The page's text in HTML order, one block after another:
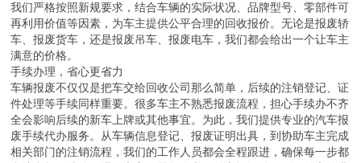
我们严格按照新规要求，结合车辆的实际状况、品牌型号、零部件可
再利用价值等因素，为车主提供公平合理的回收报价。无论是报废轿
车、报废货车，还是报废吊车、报废电车，我们都会给出一个让车主
满意的价格。
手续办理，省心更省力
车辆报废不仅仅是把车交给回收公司那么简单，后续的注销登记、证
件处理等手续同样重要。很多车主不熟悉报废流程，担心手续办不齐
全会影响后续的新车上牌或其他事宜。为此，我们提供专业的汽车报
废手续代办服务。从车辆信息登记、报废证明出具，到协助车主完成
相关部门的注销流程，我们的工作人员都会全程跟进，确保每一步都